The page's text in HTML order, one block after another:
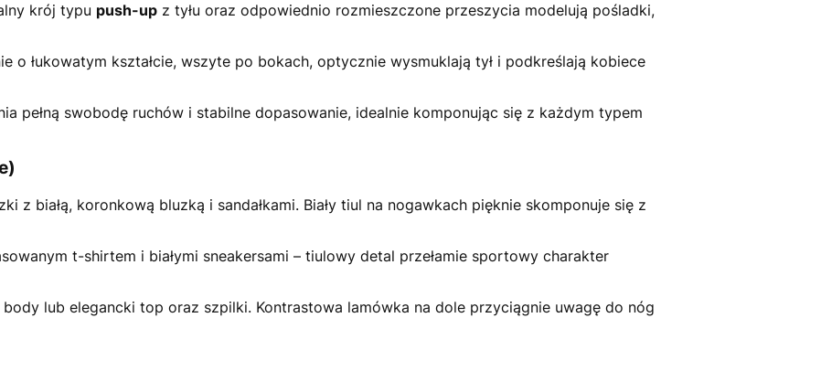
krój typu push-upz tyłu oraz odpowiednio rozmieszczone przeszycia modelują pośladki,
o łukowatym kształcie, wszyte po bokach, optycznie wysmuklają tył i podkreślają kobiece
pełną swobodę ruchów i stabilne dopasowanie, idealnie komponując się z każdym typem
z białą, koronkową bluzką i sandałkami. Biały tiul na nogawkach pięknie skomponuje się z
t-shirtem i białymi sneakersami – tiulowy detal przełamie sportowy charakter
lub elegancki top oraz szpilki. Kontrastowa lamówka na dole przyciągnie uwagę do nóg